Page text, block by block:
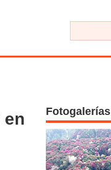
en
Fotogalerías